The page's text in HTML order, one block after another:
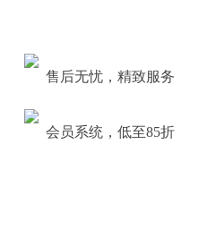
售后无忧，精致服务
会员系统，低至85折